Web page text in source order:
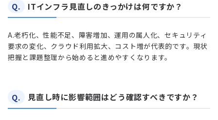
Q. ITインフラ見直しのきっかけは何ですか？
A.老朽化、性能不足、障害増加、運用の属人化、セキュリティ
要求の変化、クラウド利用拡大、コスト増が代表的です。現状
把握と課題整理から始めると進めやすくなります。
Q. 見直し時に影響範囲はどう確認すべきですか？